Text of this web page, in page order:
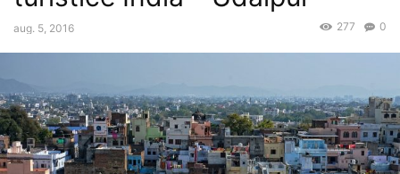
aug. 5, 2016 0
277